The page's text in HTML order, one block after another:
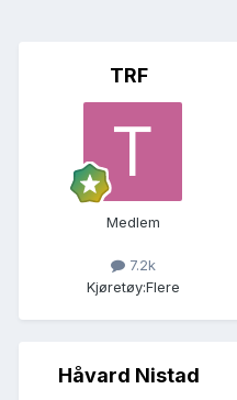
TRF
Medlem
7.2k
Kjøretøy:Flere
Håvard Nistad